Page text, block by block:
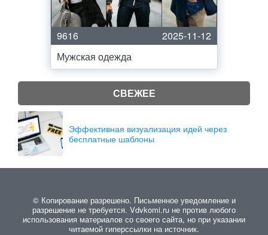
9616
2025-11-12
Мужская одежда
СВЕЖЕЕ
Эффективная визуализация идей через
бесплатные шаблоны
© Копирование разрешено. Письменное уведомление и
разрешение не требуется. Vdvkomi.ru не против любого
использования материалов со своего сайта, но при указании
читаемой гиперссылки на источник.